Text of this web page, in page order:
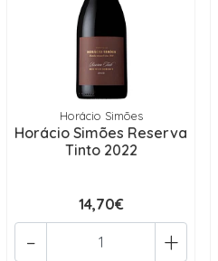
Horácio Simões
Horácio Simões Reserva
Tinto 2022
14,70€
+
-